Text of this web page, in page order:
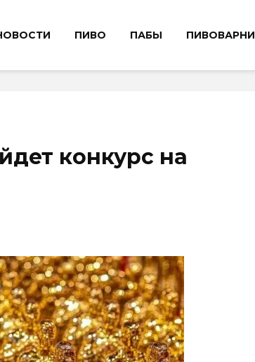
ПИВО ПАБЫ ПИВОВАРНИ
конкурс на